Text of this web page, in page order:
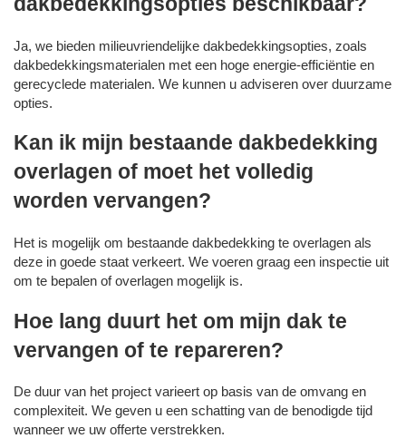
Ja, we bieden milieuvriendelijke dakbedekkingsopties, zoals
dakbedekkingsmaterialen met een hoge energie-efficiëntie en
gerecyclede materialen. We kunnen u adviseren over duurzame
opties.
Kan ik mijn bestaande dakbedekking
overlagen of moet het volledig
worden vervangen?
Het is mogelijk om bestaande dakbedekking te overlagen als
deze in goede staat verkeert. We voeren graag een inspectie uit
om te bepalen of overlagen mogelijk is.
Hoe lang duurt het om mijn dak te
vervangen of te repareren?
De duur van het project varieert op basis van de omvang en
complexiteit. We geven u een schatting van de benodigde tijd
wanneer we uw offerte verstrekken.